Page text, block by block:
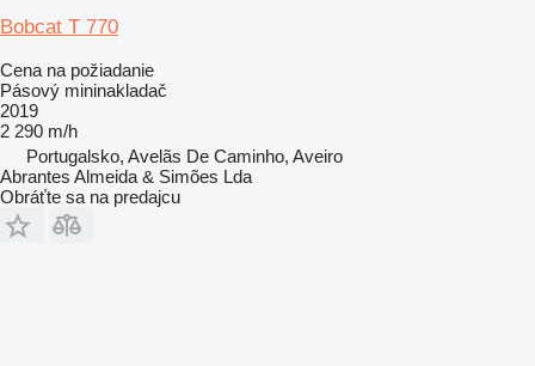
Bobcat T 770
Cena na požiadanie
Pásový mininakladač
2019
2 290 m/h
Portugalsko, Avelãs De Caminho, Aveiro
Abrantes Almeida & Simões Lda
Obráťte sa na predajcu